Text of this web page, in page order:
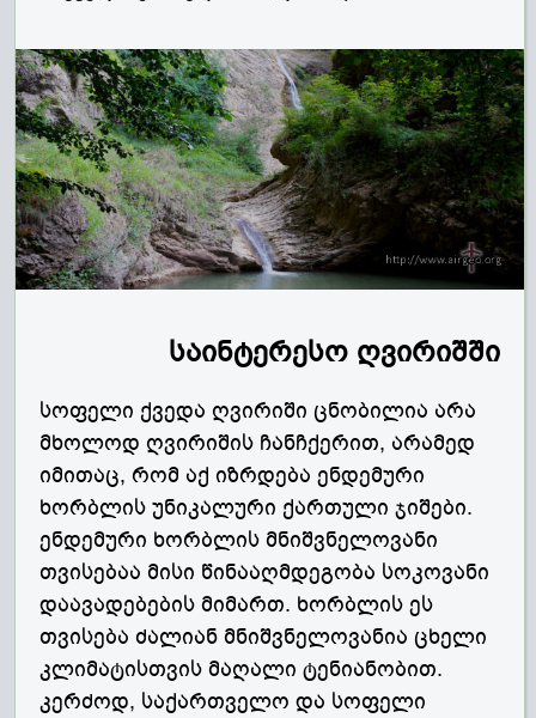
საინტერესო ღვირიშში
სოფელი ქვედა ღვირიში ცნობილია არა
მხოლოდ ღვირიშის ჩანჩქერით, არამედ
იმითაც, რომ აქ იზრდება ენდემური
ხორბლის უნიკალური ქართული ჯიშები.
ენდემური ხორბლის მნიშვნელოვანი
თვისებაა მისი წინააღმდეგობა სოკოვანი
დაავადებების მიმართ. ხორბლის ეს
თვისება ძალიან მნიშვნელოვანია ცხელი
კლიმატისთვის მაღალი ტენიანობით.
კერძოდ, საქართველო და სოფელი